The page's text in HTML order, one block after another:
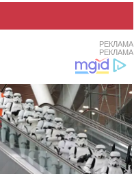
РЕКЛАМА
РЕКЛАМА